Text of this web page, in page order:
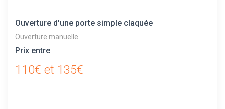
Ouverture d'une porte simple claquée
Ouverture manuelle
Prix entre
110€ et 135€